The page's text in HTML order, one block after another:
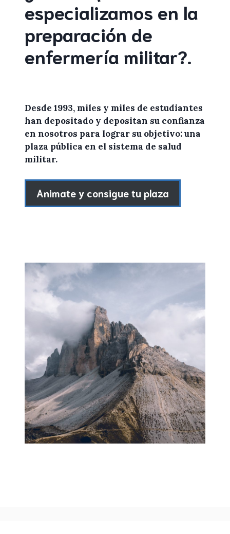
especializamos en la
preparación de
enfermería militar?.
Desde 1993, miles y miles de estudiantes
han depositado y depositan su confianza
en nosotros para lograr su objetivo: una
plaza pública en el sistema de salud
militar.
Animate y consigue tu plaza